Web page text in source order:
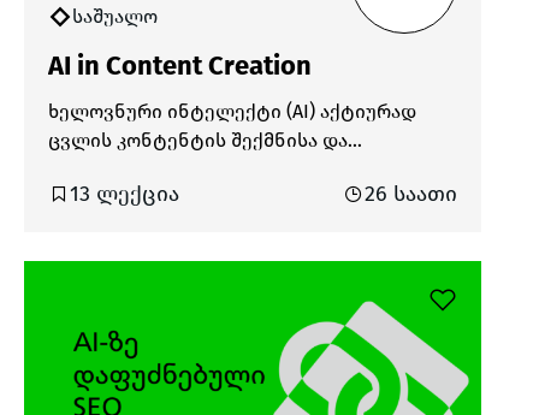
საშუალო
AI in Content Creation
ხელოვნური ინტელექტი (AI) აქტიურად
ცვლის კონტენტის შექმნისა და
ციფრულ გარემოში, სადაც ცვლილებები
უკვე აუცილებელიც კი გახდა. ის
შექმნაზე დახარჯულ დროს, ზრდის
შემოქმედებით შესაძლებლობებს და ხელს
უწყობს კონტენტის პერსონალიზაციასა და
ოპტიმიზაციას. AI ხელსაწყოები
13 ლექცია 26 საათი